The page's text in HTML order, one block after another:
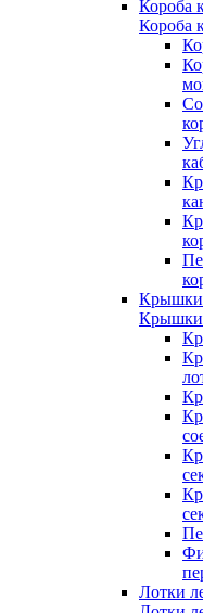
Короба
Короба
Крышки
Крышки
Лотки